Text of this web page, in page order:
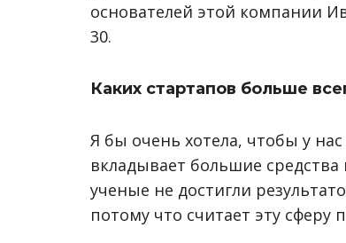
основателей этой компании
30.
Каких стартапов больше
Я бы очень хотела, чтобы у
вкладывает большие
ученые не достигли
потому что считает эту сферу